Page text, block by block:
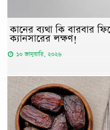
কানের ব্যথা কি বারবার
ক্যানসারের লক্ষণ!
১০ জানুয়ারি, ২০২৬